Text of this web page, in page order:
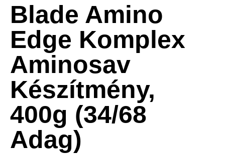
Blade Amino
Edge Komplex
Aminosav
Készítmény,
400g (34/68
Adag)